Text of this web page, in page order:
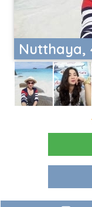
Nutthaya,